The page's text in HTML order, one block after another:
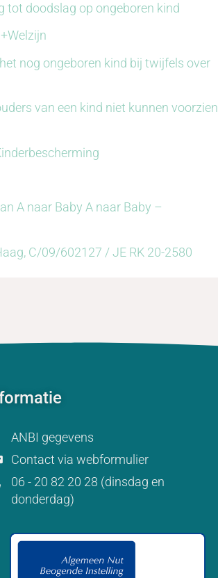
tot doodslag op ongeboren kind
nog ongeboren kind bij twijfels over
van een kind niet kunnen voorzien
A naar Baby A naar Baby –
C/09/602127 / JE RK 20-2580
ANBI gegevens
Contact via webformulier
06 - 20 82 20 28 (dinsdag en
donderdag)